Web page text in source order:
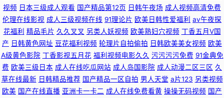
视频 日本三级成人观看 国产精品第12页 日韩午夜场 成人视频高清免费
伦理在线影视 成人三级视频在线 91理论片 欧美日韩性爱福利 av午夜探
花福利 精品毛片 久久叉叉 另类人妖视频 欧美熟妇穴视频 丁香五月V国
产 日韩黄色网址 豆花福利视频 轮理片自拍偷拍 日韩欧美美女视频 欧美
A级黄色影院 丁香影视五月花 福利视频电影久久 污污污污免费 91金典免
费 欧美三级日本 成人在线吃瓜网站 成人岛国影院 成人动漫二区三区 久
草在线最新 日韩精品推荐 国产精品一区自拍 男人天堂 a片123 另类视频
欧美 国产在线直播 亚洲卡一卡二 成人在线免费看黄 操操无码视频 国产